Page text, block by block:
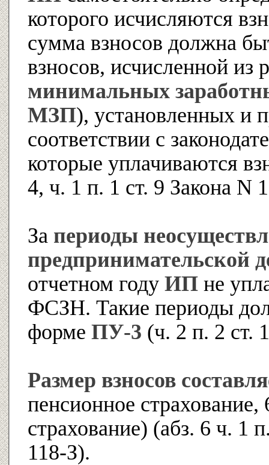
которого исчисляются
сумма взносов должна
взносов, исчисленной из
минимальных
МЗП), установленных и
соответствии с
которые уплачиваются
4, ч. 1 п. 1 ст. 9 Закона N
За периоды
предпринимательской
отчетном году ИП не
ФСЗН. Такие периоды
форме ПУ-3 (ч. 2 п. 2 ст.
Размер взносов
пенсионное
страхование) (абз. 6 ч. 1
118-З).